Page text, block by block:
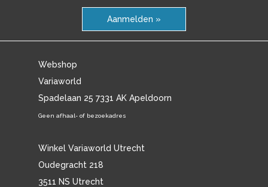
Aanmelden »
Webshop
Variaworld
Spadelaan 25 7331 AK Apeldoorn
Geen afhaal- of bezoekadres
Winkel Variaworld Utrecht
Oudegracht 218
3511 NS Utrecht